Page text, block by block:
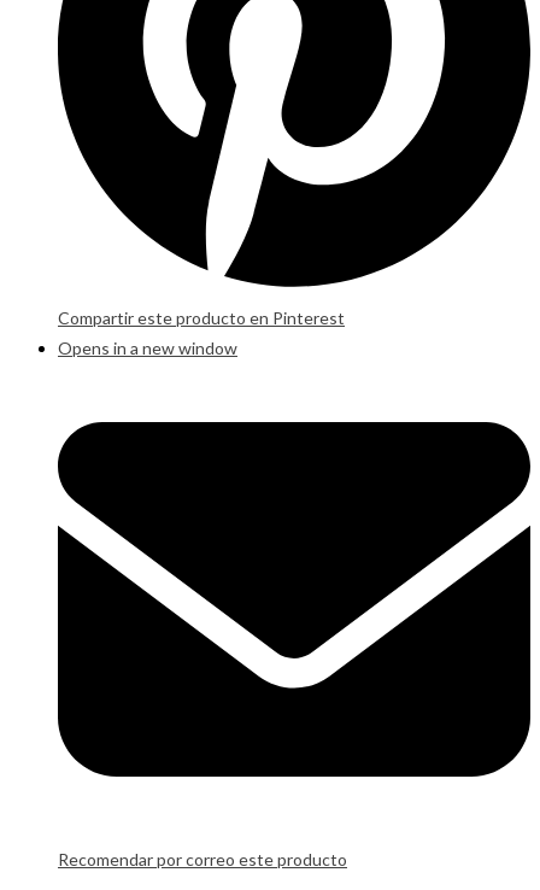
Compartir este producto en Pinterest
Opens in a new window
Recomendar por correo este producto